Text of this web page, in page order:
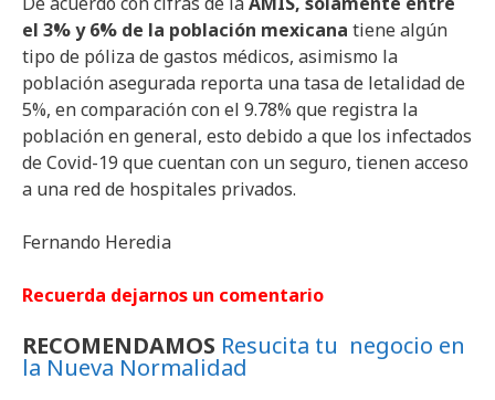
el 3% y 6% de la población mexicana tiene algún
tipo de póliza de gastos médicos, asimismo la
población asegurada reporta una tasa de letalidad de
5%, en comparación con el 9.78% que registra la
población en general, esto debido a que los infectados
de Covid-19 que cuentan con un seguro, tienen acceso
a una red de hospitales privados.
Fernando Heredia
Recuerda dejarnos un comentario
RECOMENDAMOS Resucita tu negocio en
la Nueva Normalidad